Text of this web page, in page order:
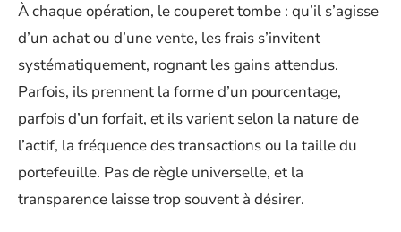
À chaque opération, le couperet tombe : qu’il s’agisse
d’un achat ou d’une vente, les frais s’invitent
systématiquement, rognant les gains attendus.
Parfois, ils prennent la forme d’un pourcentage,
parfois d’un forfait, et ils varient selon la nature de
l’actif, la fréquence des transactions ou la taille du
portefeuille. Pas de règle universelle, et la
transparence laisse trop souvent à désirer.